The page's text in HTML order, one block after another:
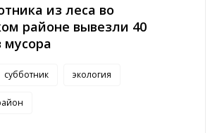
из леса во
районе вывезли 40
мусора
субботник экология